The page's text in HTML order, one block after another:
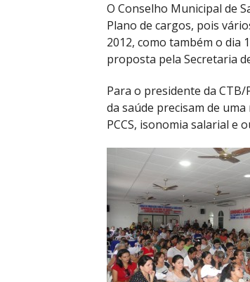
O Conselho Municipal de
Plano de cargos, pois
2012, como também o dia
proposta pela Secretaria
Para o presidente da CTB/
da saúde precisam de
PCCS, isonomia salarial e